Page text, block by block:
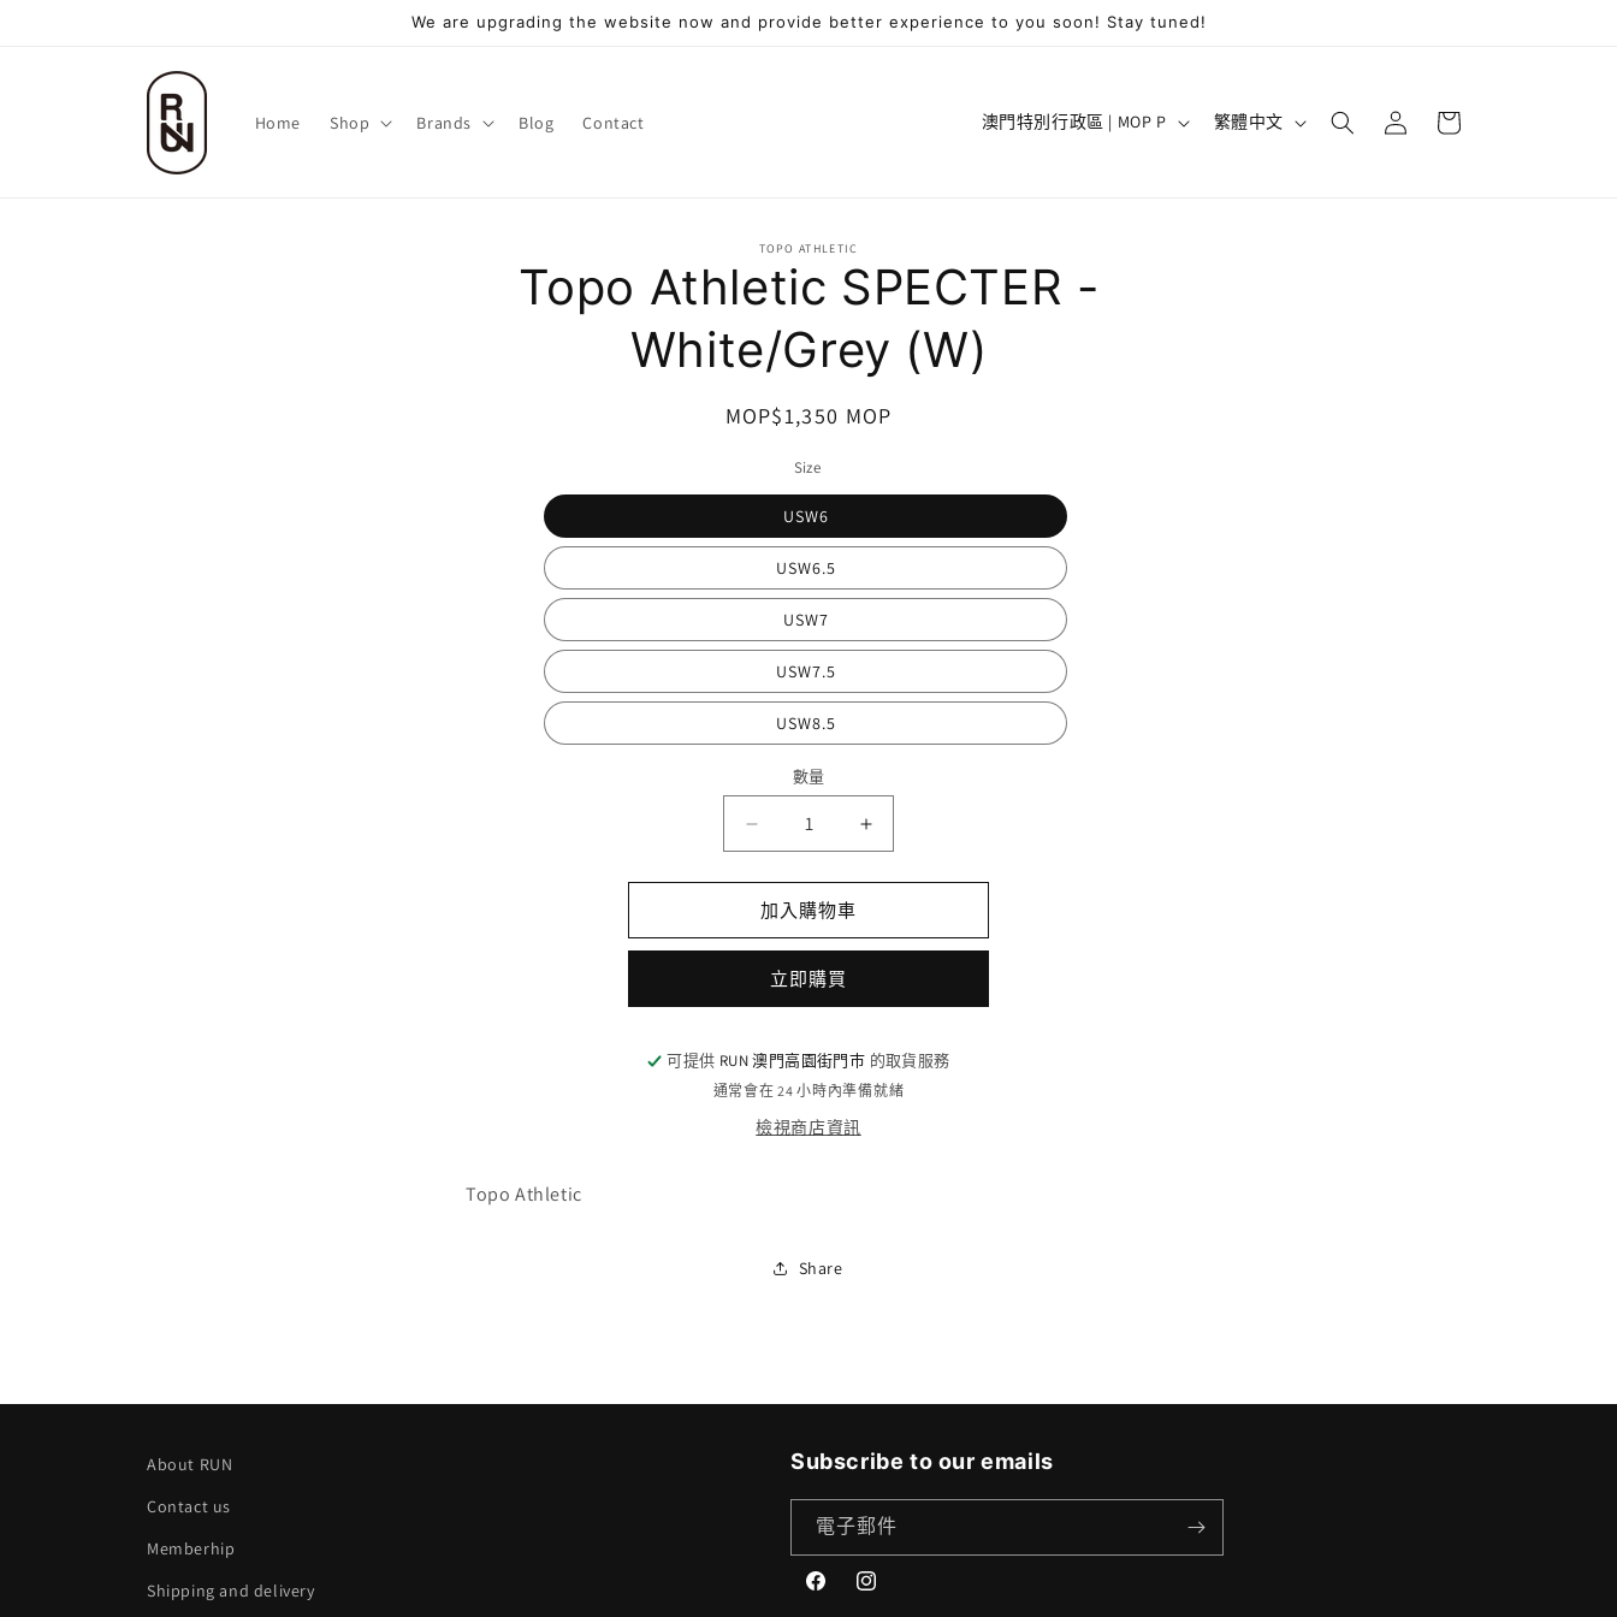
We are upgrading the website now and provide better experience to you soon! Stay tuned!
Home Shop Brands Blog Contact
國
區
澳門特別行政區 | MOP P
語
繁體中文
入
物
品資訊
TOPO ATHLETIC
Topo Athletic SPECTER -
White/Grey (W)
定
MOP$1,350 MOP
Size
USW6
USW6.5
USW7
USW7.5
USW8.5
數
量
數量
Athletic
SPECTER
White/Grey
數
減
少
Topo
Athletic
SPECTER
White/Grey
增
加
加入購物車
立即購買
可提供 RUN 澳門高園街門巿 的取貨服務
通常會在 24 小時內準備就緒
檢視商店資訊
Topo Athletic
Share
About RUN
Contact us
Memberhip
Shipping and delivery
Subscribe to our emails
電子郵件
FacebookInstagram